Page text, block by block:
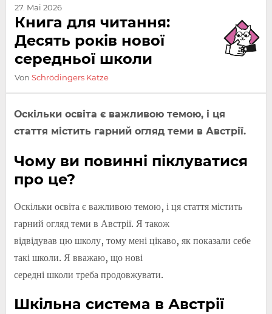
27. Mai 2026
Книга для читання:
Десять років нової
середньої школи
Von Schrödingers Katze
Оскільки освіта є важливою темою, і ця
стаття містить гарний огляд теми в Австрії.
Чому ви повинні піклуватися
про це?
Оскільки освіта є важливою темою, і ця стаття містить
гарний огляд теми в Австрії. Я також
відвідував цю школу, тому мені цікаво, як показали себе
такі школи. Я вважаю, що нові
середні школи треба продовжувати.
Шкільна система в Австрії